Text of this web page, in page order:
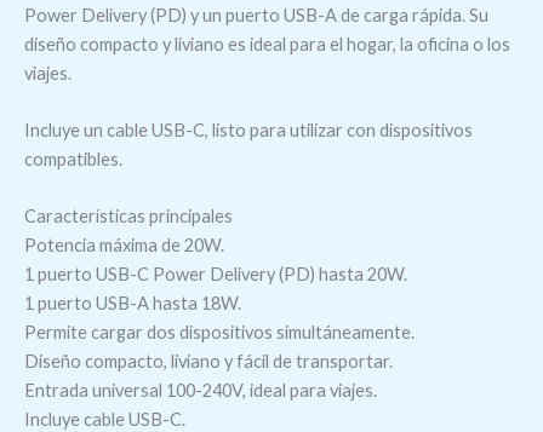
Power Delivery (PD) y un puerto USB-A de carga rápida. Su
diseño compacto y liviano es ideal para el hogar, la oficina o los
viajes.
Incluye un cable USB-C, listo para utilizar con dispositivos
compatibles.
Características principales
Potencia máxima de 20W.
1 puerto USB-C Power Delivery (PD) hasta 20W.
1 puerto USB-A hasta 18W.
Permite cargar dos dispositivos simultáneamente.
Diseño compacto, liviano y fácil de transportar.
Entrada universal 100-240V, ideal para viajes.
Incluye cable USB-C.